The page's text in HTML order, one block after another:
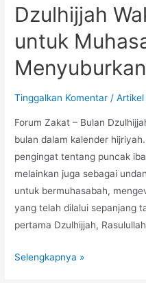
Dzulhijjah
untuk
Tinggalkan Komentar /Artikel
Forum Zakat – Bulan
bulan dalam kalender
pengingat tentang puncak
melainkan juga sebagai
untuk bermuhasabah,
yang telah dilalui sepanjang
pertama Dzulhijjah,
Selengkapnya »